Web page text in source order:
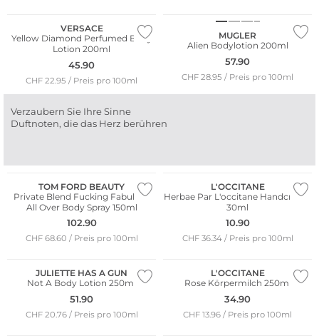
VERSACE
Yellow Diamond Perfumed Body
Lotion 200ml
45.90
CHF 22.95 / Preis pro 100ml
MUGLER
Alien Bodylotion 200ml
57.90
CHF 28.95 / Preis pro 100ml
Verzaubern Sie Ihre Sinne
Duftnoten, die das Herz berühren
TOM FORD BEAUTY
Private Blend Fucking Fabulous
All Over Body Spray 150ml
102.90
CHF 68.60 / Preis pro 100ml
L'OCCITANE
Herbae Par L'occitane Handcreme
30ml
10.90
CHF 36.34 / Preis pro 100ml
JULIETTE HAS A GUN
Not A Body Lotion 250ml
51.90
CHF 20.76 / Preis pro 100ml
L'OCCITANE
Rose Körpermilch 250ml
34.90
CHF 13.96 / Preis pro 100ml